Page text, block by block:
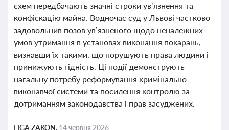
схем передбачають значні строки ув’язнення та
конфіскацію майна. Водночас суд у Львові частково
задовольнив позов ув’язненого щодо неналежних
умов утримання в установах виконання покарань,
визнавши їх такими, що порушують права людини і
принижують гідність. Ці події демонструють
нагальну потребу реформування кримінально-
виконавчої системи та посилення контролю за
дотриманням законодавства і прав засуджених.
LIGA ZAKON, 14 червня 2026